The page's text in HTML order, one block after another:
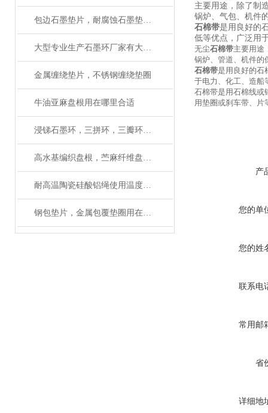
包边石墨垫片，耐腐蚀石墨垫圈应用性能
大型专业生产石墨环厂家有大量磨具
金属缠绕垫片，不锈钢缠绕垫圈
牛油亚麻盘根用在哪里合适
浸锑石墨环，三拼环，三瓣环应用性能
高水基编织盘根，苎麻纤维盘根如何使用
耐高温陶瓷硅酸铝绳使用温度多少
钢包垫片，金属包覆垫圈用在哪里合适
主要用途，除了制
锅炉、气包、机件
石棉带是用良好的
低等优点，广泛用
无尘石棉带主要用途
锅炉、管道、机件的
石棉带是用良好的石
于电力、化工、造船
石棉带是用石棉线或
用垫圈或刹车带、片
产
您的单
您的姓
联系电
常用邮
省
详细地